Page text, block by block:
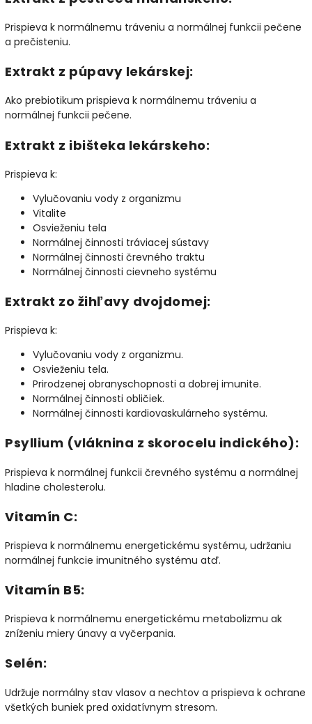
Prispieva k normálnemu tráveniu a normálnej funkcii pečene
a prečisteniu.
Extrakt z púpavy lekárskej:
Ako prebiotikum prispieva k normálnemu tráveniu a
normálnej funkcii pečene.
Extrakt z ibišteka lekárskeho:
Prispieva k:
Vylučovaniu vody z organizmu
Vitalite
Osvieženiu tela
Normálnej činnosti tráviacej sústavy
Normálnej činnosti črevného traktu
Normálnej činnosti cievneho systému
Extrakt zo žihľavy dvojdomej:
Prispieva k:
Vylučovaniu vody z organizmu.
Osvieženiu tela.
Prirodzenej obranyschopnosti a dobrej imunite.
Normálnej činnosti obličiek.
Normálnej činnosti kardiovaskulárneho systému.
Psyllium (vláknina z skorocelu indického):
Prispieva k normálnej funkcii črevného systému a normálnej
hladine cholesterolu.
Vitamín C:
Prispieva k normálnemu energetickému systému, udržaniu
normálnej funkcie imunitného systému atď.
Vitamín B5:
Prispieva k normálnemu energetickému metabolizmu ak
zníženiu miery únavy a vyčerpania.
Selén:
Udržuje normálny stav vlasov a nechtov a prispieva k ochrane
všetkých buniek pred oxidatívnym stresom.